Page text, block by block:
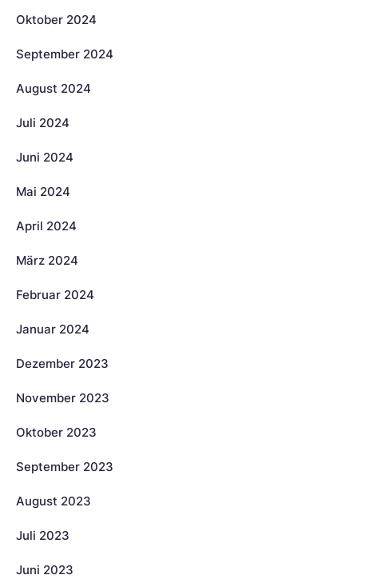
Oktober 2024
September 2024
August 2024
Juli 2024
Juni 2024
Mai 2024
April 2024
März 2024
Februar 2024
Januar 2024
Dezember 2023
November 2023
Oktober 2023
September 2023
August 2023
Juli 2023
Juni 2023